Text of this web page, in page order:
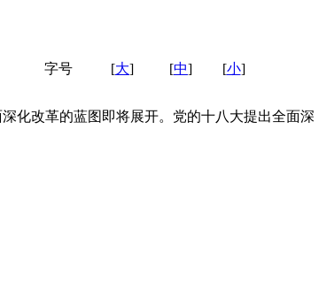
字号 [大] [中] [小]
化改革的蓝图即将展开。党的十八大提出全面深